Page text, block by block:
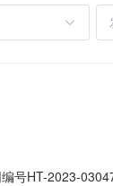
号HT-2023-